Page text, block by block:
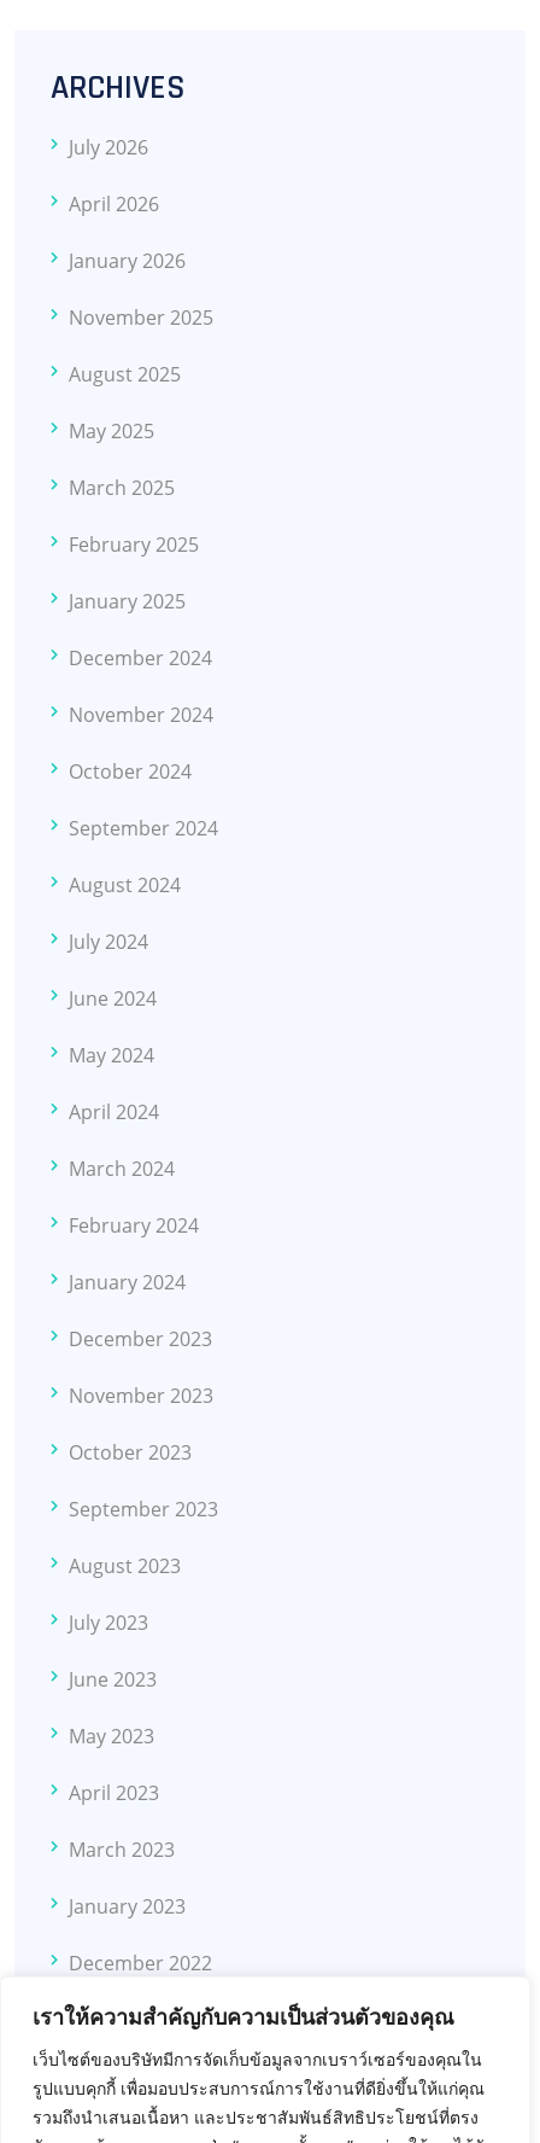
เราให้ความสำคัญกับความเป็นส่วนตัวของคุณ
เว็บไซต์ของบริษัทมีการจัดเก็บข้อมูลจากเบราว์เซอร์ของคุณใน
รูปแบบคุกกี้ เพื่อมอบประสบการณ์การใช้งานที่ดียิ่งขึ้นให้แก่คุณ
รวมถึงนำเสนอเนื้อหา และประชาสัมพันธ์สิทธิประโยชน์ที่ตรง
ARCHIVES
July 2026
April 2026
January 2026
November 2025
August 2025
May 2025
March 2025
February 2025
January 2025
December 2024
November 2024
October 2024
September 2024
August 2024
July 2024
June 2024
May 2024
April 2024
March 2024
February 2024
January 2024
December 2023
November 2023
October 2023
September 2023
August 2023
July 2023
June 2023
May 2023
April 2023
March 2023
January 2023
December 2022
November 2022
October 2022
November 2021